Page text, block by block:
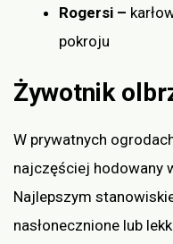
Rogersi –
pokroju
Żywotnik
W prywatnych
najczęściej hodowany
Najlepszym
nasłonecznione lub